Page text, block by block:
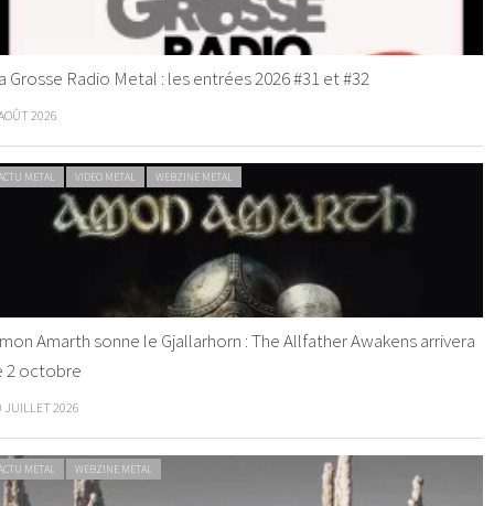
Grosse Radio Metal : les entrées 2026 #31 et #32
2026
METAL VIDEO METAL WEBZINE METAL
Amarth sonne le Gjallarhorn : The Allfather Awakens arrivera
2 octobre
JUILLET 2026
METAL WEBZINE METAL